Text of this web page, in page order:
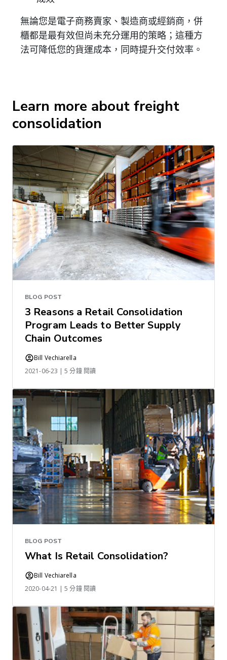
無論您是電子商務賣家、製造商或經銷商，併
櫃都是最有效但尚未充分運用的策略；這種方
法可降低您的貨運成本，同時提升交付效率。
Learn more about freight
consolidation
BLOG POST
3 Reasons a Retail Consolidation
Program Leads to Better Supply
Chain Outcomes
Bill Vechiarella
2021-06-23 | 5 分鐘 閱讀
BLOG POST
What Is Retail Consolidation?
Bill Vechiarella
2020-04-21 | 5 分鐘 閱讀